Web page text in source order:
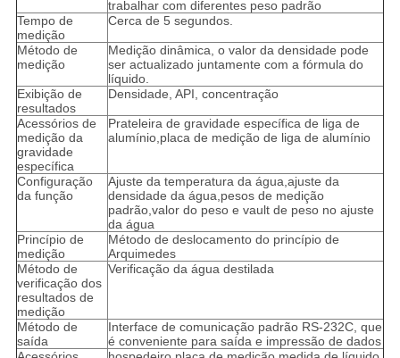
trabalhar com diferentes peso padrão
Tempo de
medição
Cerca de 5 segundos.
Método de
medição
Medição dinâmica, o valor da densidade pode
ser actualizado juntamente com a fórmula do
líquido.
Exibição de
resultados
Densidade, API, concentração
Acessórios de
medição da
gravidade
específica
Prateleira de gravidade específica de liga de
alumínio,placa de medição de liga de alumínio
Configuração
da função
Ajuste da temperatura da água,ajuste da
densidade da água,pesos de medição
padrão,valor do peso e vault de peso no ajuste
da água
Princípio de
medição
Método de deslocamento do princípio de
Arquimedes
Método de
verificação dos
resultados de
medição
Verificação da água destilada
Método de
saída
Interface de comunicação padrão RS-232C, que
é conveniente para saída e impressão de dados